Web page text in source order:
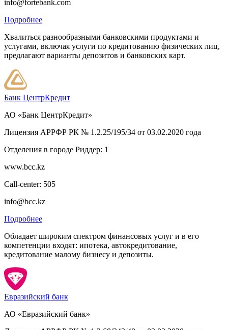
info@fortebank.com
Подробнее
Хвалиться разнообразными банковскими продуктами и
услугами, включая услуги по кредитованию физических лиц,
предлагают варианты депозитов и банковских карт.
Банк ЦентрКредит
АО «Банк ЦентрКредит»
Лицензия АРРФР РК № 1.2.25/195/34 от 03.02.2020 года
Отделения в городе Риддер: 1
www.bcc.kz
Call-center: 505
info@bcc.kz
Подробнее
Обладает широким спектром финансовых услуг и в его
компетенции входят: ипотека, автокредитование,
кредитование малому бизнесу и депозиты.
Евразийский банк
АО «Евразийский банк»